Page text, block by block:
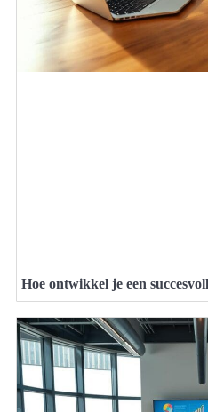
Hoe ontwikkel je een